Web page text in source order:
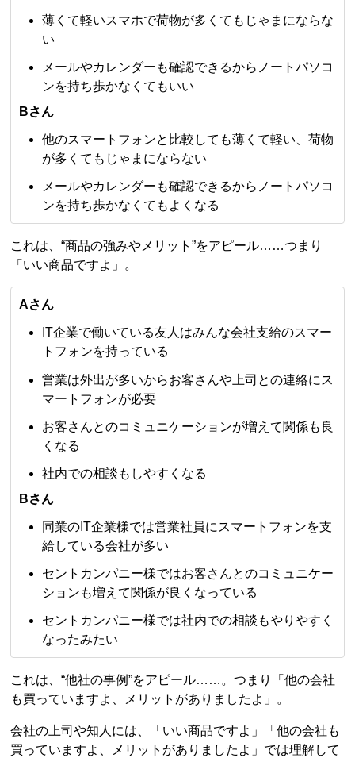
薄くて軽いスマホで荷物が多くてもじゃまにならな
い
メールやカレンダーも確認できるからノートパソコ
ンを持ち歩かなくてもいい
Bさん
他のスマートフォンと比較しても薄くて軽い、荷物
が多くてもじゃまにならない
メールやカレンダーも確認できるからノートパソコ
ンを持ち歩かなくてもよくなる
これは、“商品の強みやメリット”をアピール……つまり
「いい商品ですよ」。
Aさん
IT企業で働いている友人はみんな会社支給のスマー
トフォンを持っている
営業は外出が多いからお客さんや上司との連絡にス
マートフォンが必要
お客さんとのコミュニケーションが増えて関係も良
くなる
社内での相談もしやすくなる
Bさん
同業のIT企業様では営業社員にスマートフォンを支
給している会社が多い
セントカンパニー様ではお客さんとのコミュニケー
ションも増えて関係が良くなっている
セントカンパニー様では社内での相談もやりやすく
なったみたい
これは、“他社の事例”をアピール……。つまり「他の会社
も買っていますよ、メリットがありましたよ」。
会社の上司や知人には、「いい商品ですよ」「他の会社も
買っていますよ、メリットがありましたよ」では理解して